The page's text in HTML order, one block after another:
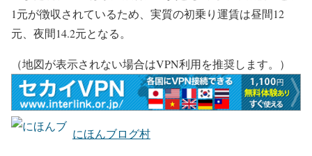
1元が徴収されているため、実質の初乗り運賃は昼間12
元、夜間14.2元となる。
（地図が表示されない場合はVPN利用を推奨します。）
にほんブログ村